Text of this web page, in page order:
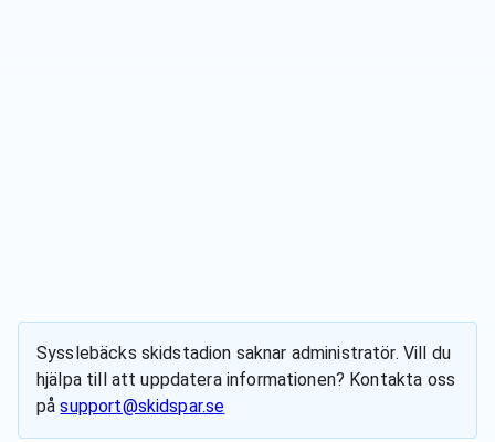
Sysslebäcks skidstadion saknar administratör. Vill du
hjälpa till att uppdatera informationen? Kontakta oss
på support@skidspar.se